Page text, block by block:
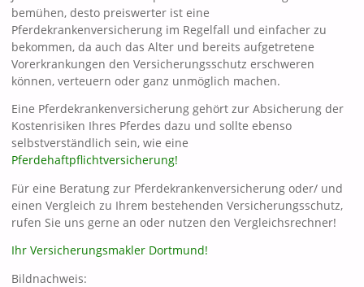
bemühen, desto preiswerter ist eine
Pferdekrankenversicherung im Regelfall und einfacher zu
bekommen, da auch das Alter und bereits aufgetretene
Vorerkrankungen den Versicherungsschutz erschweren
können, verteuern oder ganz unmöglich machen.
Eine Pferdekrankenversicherung gehört zur Absicherung der
Kostenrisiken Ihres Pferdes dazu und sollte ebenso
selbstverständlich sein, wie eine
Pferdehaftpflichtversicherung!
Für eine Beratung zur Pferdekrankenversicherung oder/ und
einen Vergleich zu Ihrem bestehenden Versicherungsschutz,
rufen Sie uns gerne an oder nutzen den Vergleichsrechner!
Ihr Versicherungsmakler Dortmund!
Bildnachweis: